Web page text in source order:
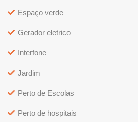
Espaço verde
Gerador eletrico
Interfone
Jardim
Perto de Escolas
Perto de hospitais